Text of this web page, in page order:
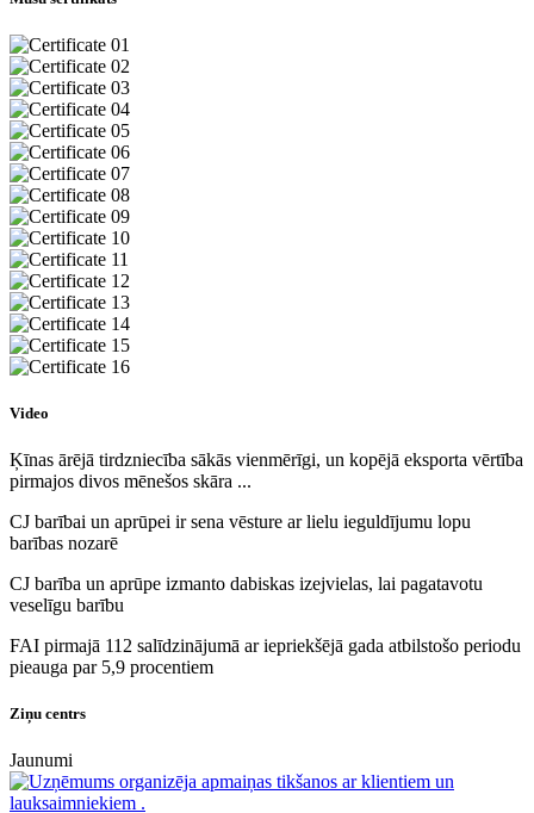
Video
Ķīnas ārējā tirdzniecība sākās vienmērīgi, un kopējā eksporta vērtība
pirmajos divos mēnešos skāra ...
CJ barībai un aprūpei ir sena vēsture ar lielu ieguldījumu lopu
barības nozarē
CJ barība un aprūpe izmanto dabiskas izejvielas, lai pagatavotu
veselīgu barību
FAI pirmajā 112 salīdzinājumā ar iepriekšējā gada atbilstošo periodu
pieauga par 5,9 procentiem
Ziņu centrs
Jaunumi